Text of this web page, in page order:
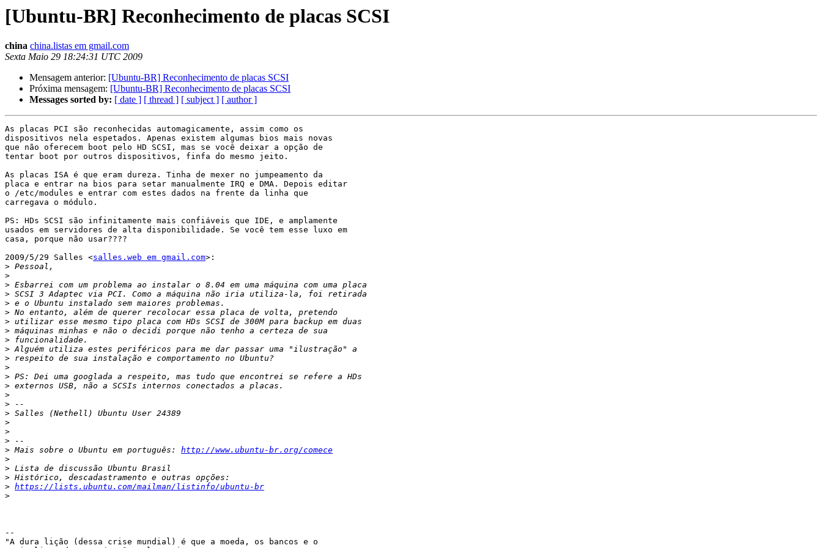
[Ubuntu-BR] Reconhecimento de placas SCSI
china china.listas em gmail.com
Sexta Maio 29 18:24:31 UTC 2009
Mensagem anterior: [Ubuntu-BR] Reconhecimento de placas SCSI
Próxima mensagem: [Ubuntu-BR] Reconhecimento de placas SCSI
Messages sorted by: [ date ] [ thread ] [ subject ] [ author ]
As placas PCI são reconhecidas automagicamente, assim como os
dispositivos nela espetados. Apenas existem algumas bios mais novas
que não oferecem boot pelo HD SCSI, mas se você deixar a opção de
tentar boot por outros dispositivos, finfa do mesmo jeito.
As placas ISA é que eram dureza. Tinha de mexer no jumpeamento da
placa e entrar na bios para setar manualmente IRQ e DMA. Depois editar
o /etc/modules e entrar com estes dados na frente da linha que
carregava o módulo.
PS: HDs SCSI são infinitamente mais confiáveis que IDE, e amplamente
usados em servidores de alta disponibilidade. Se você tem esse luxo em
casa, porque não usar????
2009/5/29 Salles <salles.web em gmail.com>:
>
>
>
>
>
>
>
>
>
>
>
>
>
>
>
>
>
>
>
>
> Mais sobre o Ubuntu em português: http://www.ubuntu-br.org/comece
>
>
>
> https://lists.ubuntu.com/mailman/listinfo/ubuntu-br
>
--
"A dura lição (dessa crise mundial) é que a moeda, os bancos e o